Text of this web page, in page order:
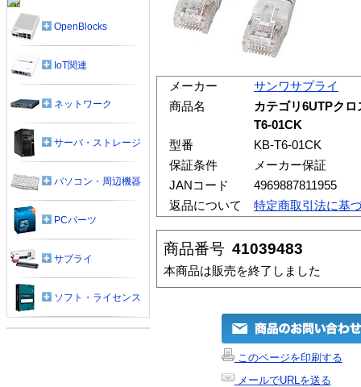
メーカー
サンワサプライ
商品名
カテゴリ6UTPク
T6-01CK
型番
KB-T6-01CK
保証条件
メーカー保証
JANコード
4969887811955
返品について
特定商取引法に基
商品番号 41039483
本商品は販売を終了しました
このページを印刷する
メールでURLを送る
OpenBlocks
IoT関連
ネットワーク
サーバ・ストレージ
パソコン・周辺機器
PCパーツ
サプライ
ソフト・ライセンス